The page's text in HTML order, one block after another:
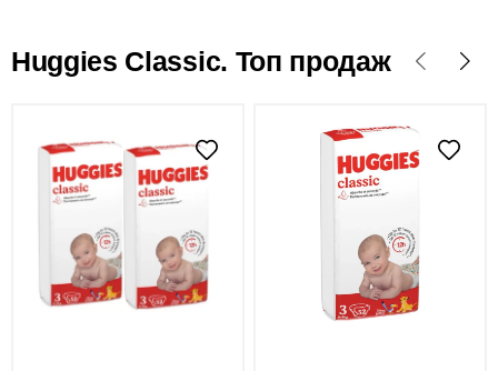
Huggies Classic. Топ продаж